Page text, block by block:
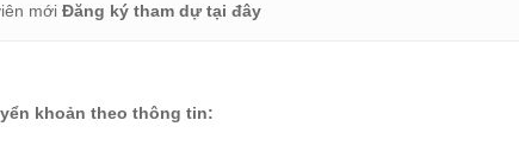
mới Đăng ký tham dự tại đây
khoản theo thông tin: